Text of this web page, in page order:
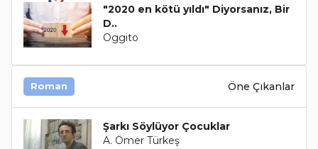
"2020 en kötü yıldı" Diyorsanız, Bir
D..
Oggito
Roman Öne Çıkanlar
Şarkı Söylüyor Çocuklar
A. Ömer Türkeş